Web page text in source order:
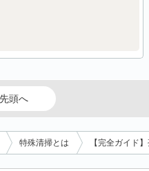
頭へ
特殊清掃とは 【完全ガイド